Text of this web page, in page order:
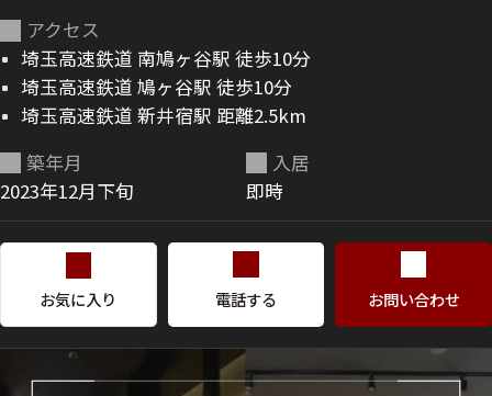
アクセス
埼玉高速鉄道 南鳩ヶ谷駅 徒歩10分
埼玉高速鉄道 鳩ヶ谷駅 徒歩10分
埼玉高速鉄道 新井宿駅 距離2.5km
築年月
2023年12月下旬
入居
即時
お気に入り 電話する お問い合わせ